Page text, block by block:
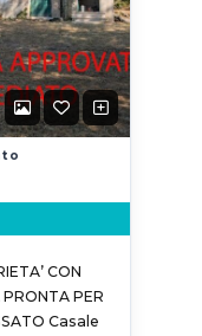
CON
PER
Casale